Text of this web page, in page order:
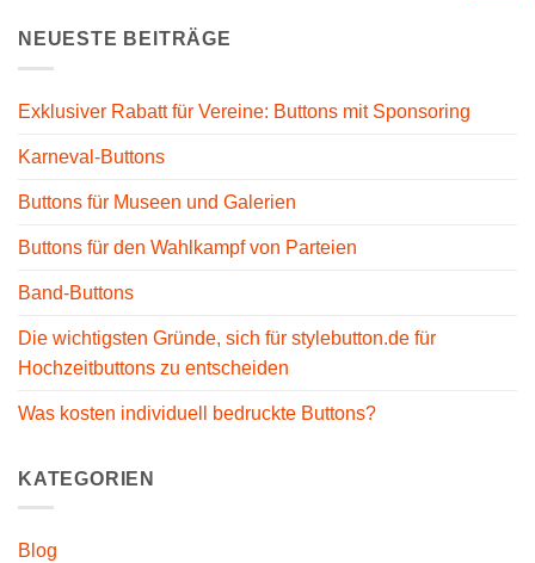
NEUESTE BEITRÄGE
Exklusiver Rabatt für Vereine: Buttons mit Sponsoring
Karneval-Buttons
Buttons für Museen und Galerien
Buttons für den Wahlkampf von Parteien
Band-Buttons
Die wichtigsten Gründe, sich für stylebutton.de für
Hochzeitbuttons zu entscheiden
Was kosten individuell bedruckte Buttons?
KATEGORIEN
Blog